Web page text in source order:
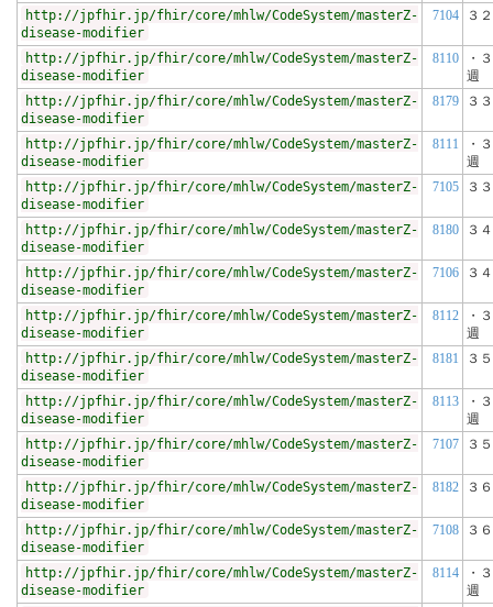
http://jpfhir.jp/fhir/core/mhlw/CodeSystem/masterZ-
disease-modifier
7104 ３
http://jpfhir.jp/fhir/core/mhlw/CodeSystem/masterZ-
disease-modifier
8110
・
週
http://jpfhir.jp/fhir/core/mhlw/CodeSystem/masterZ-
disease-modifier
8179 ３
http://jpfhir.jp/fhir/core/mhlw/CodeSystem/masterZ-
disease-modifier
8111
・
週
http://jpfhir.jp/fhir/core/mhlw/CodeSystem/masterZ-
disease-modifier
7105 ３
http://jpfhir.jp/fhir/core/mhlw/CodeSystem/masterZ-
disease-modifier
8180 ３
http://jpfhir.jp/fhir/core/mhlw/CodeSystem/masterZ-
disease-modifier
7106 ３
http://jpfhir.jp/fhir/core/mhlw/CodeSystem/masterZ-
disease-modifier
8112
・
週
http://jpfhir.jp/fhir/core/mhlw/CodeSystem/masterZ-
disease-modifier
8181 ３
http://jpfhir.jp/fhir/core/mhlw/CodeSystem/masterZ-
disease-modifier
8113
・
週
http://jpfhir.jp/fhir/core/mhlw/CodeSystem/masterZ-
disease-modifier
7107 ３
http://jpfhir.jp/fhir/core/mhlw/CodeSystem/masterZ-
disease-modifier
8182 ３
http://jpfhir.jp/fhir/core/mhlw/CodeSystem/masterZ-
disease-modifier
7108 ３
http://jpfhir.jp/fhir/core/mhlw/CodeSystem/masterZ-
disease-modifier
8114
・
週